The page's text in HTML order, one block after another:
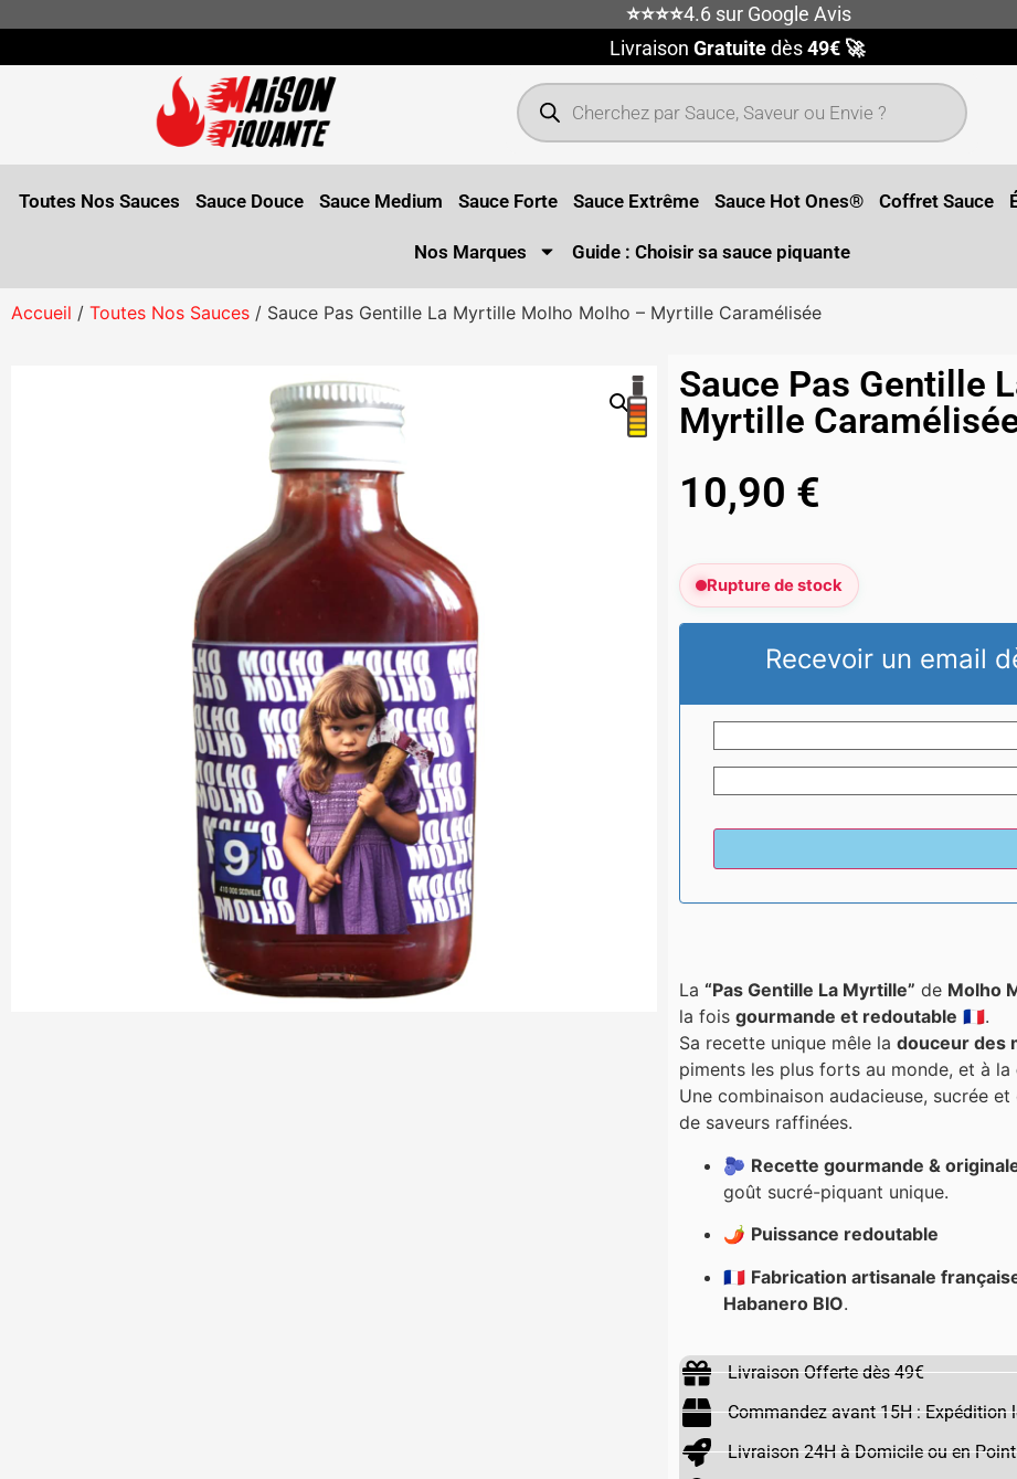
⭐⭐⭐⭐4.6 sur Google Avis
Livraison Gratuitedès49€ 🚀
Toutes Nos Sauces Sauce Douce Sauce Medium Sauce Forte Sauce Extrême Sauce Hot Ones® Coffret Sauce
Nos Marques Guide : Choisir sa sauce piquante
Accueil / Toutes Nos Sauces / Sauce Pas Gentille La Myrtille Molho Molho – Myrtille Caramélisée
Sauce Pas Gentille
Myrtille
10,90 €
Rupture de stock
Recevoir un email
La “Pas Gentille La Myrtille” de Molho
la fois gourmande et redoutable 🇫🇷.
Sa recette unique mêle la douceur des
piments les plus forts au monde, et à la
Une combinaison audacieuse, sucrée
de saveurs raffinées.
🫐 Recette gourmande &
goût sucré-piquant unique.
🌶️ Puissance redoutable
🇫🇷 Fabrication artisanale
Habanero BIO.
Livraison Offerte dès 49€
Commandez avant 15H : Expédition
Livraison 24H à Domicile ou en